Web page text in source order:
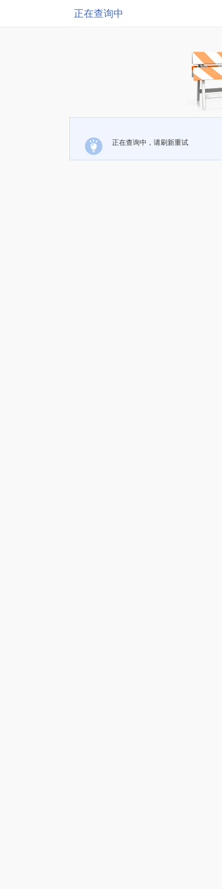
正在查询中
正在查询中，请刷新重试